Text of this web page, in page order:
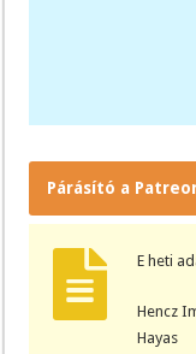
Párásító a
E heti
Hencz
Hayas